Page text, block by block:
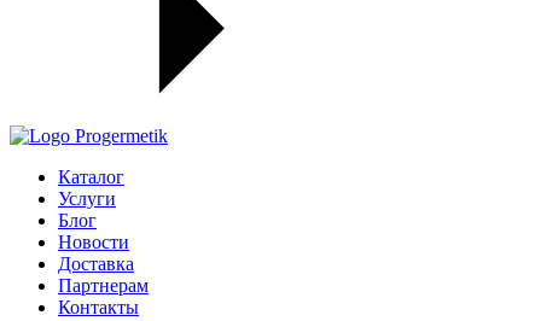
Каталог
Услуги
Блог
Новости
Доставка
Партнерам
Контакты